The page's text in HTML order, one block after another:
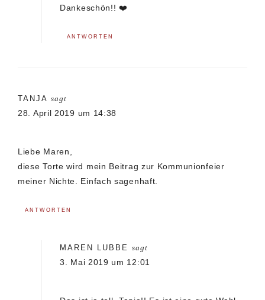
Dankeschön!! ❤️
ANTWORTEN
TANJA sagt
28. April 2019 um 14:38
Liebe Maren,
diese Torte wird mein Beitrag zur Kommunionfeier
meiner Nichte. Einfach sagenhaft.
ANTWORTEN
MAREN LUBBE sagt
3. Mai 2019 um 12:01